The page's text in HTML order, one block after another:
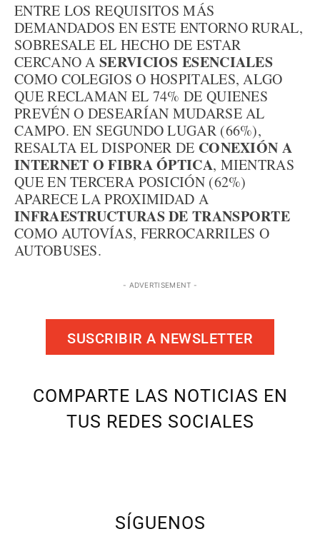
ENTRE LOS REQUISITOS MÁS
DEMANDADOS EN ESTE ENTORNO RURAL,
SOBRESALE EL HECHO DE ESTAR
CERCANO ASERVICIOS ESENCIALES
COMO COLEGIOS O HOSPITALES, ALGO
QUE RECLAMAN EL 74% DE QUIENES
PREVÉN O DESEARÍAN MUDARSE AL
CAMPO. EN SEGUNDO LUGAR (66%),
RESALTA EL DISPONER DE CONEXIÓN A
INTERNET O FIBRA ÓPTICA, MIENTRAS
QUE EN TERCERA POSICIÓN (62%)
APARECE LA PROXIMIDAD A
INFRAESTRUCTURAS DE TRANSPORTE
COMO AUTOVÍAS, FERROCARRILES O
AUTOBUSES.
- ADVERTISEMENT -
SUSCRIBIR A NEWSLETTER
COMPARTE LAS NOTICIAS EN
TUS REDES SOCIALES
SÍGUENOS